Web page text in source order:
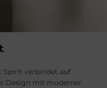
Spirit verbindet auf
Design mit moderner